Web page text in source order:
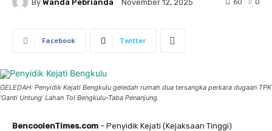
By Wanda Pebrianda November 12, 2025 0
60
Facebook Twitter
GELEDAH: Penyidik Kejati Bengkulu geledah rumah dua tersangka perkara dugaan TPK
'Ganti Untung' Lahan Tol Bengkulu-Taba Penanjung.
BencoolenTimes.com – Penyidik Kejati (Kejaksaan Tinggi)